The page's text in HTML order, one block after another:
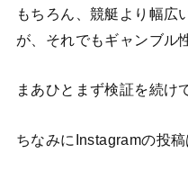
もちろん、競艇より幅広
が、それでもギャンブル
まあひとまず検証を続け
ちなみにInstagramの投